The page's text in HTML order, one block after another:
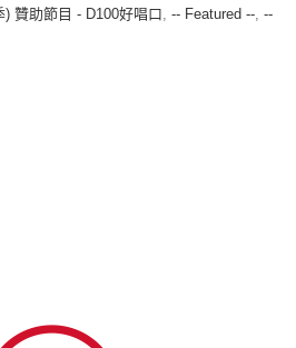
) 贊助節目 - D100好唱口, -- Featured --, --